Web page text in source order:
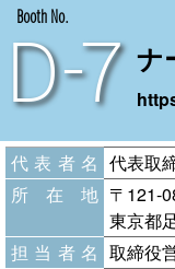
Booth No.
D-7 ナ
代表者名 代表取
所在地 〒121-
東京都
担当者名 取締役